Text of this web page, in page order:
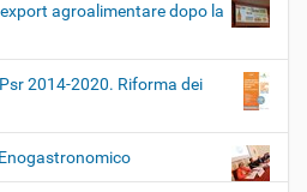
export agroalimentare dopo la
2014-2020. Riforma dei